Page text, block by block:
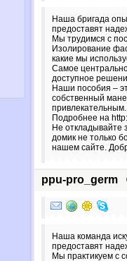
Наша бригада
предоставят
Мы трудимся с
Изолирование
какие мы
Самое
доступное
Наши пособия –
собственный
привлекательным.
Подробнее на
Не откладывайте
домик не только
нашем сайте.
ppu-pro_germ
Наша команда
предоставят
Мы практикуем с